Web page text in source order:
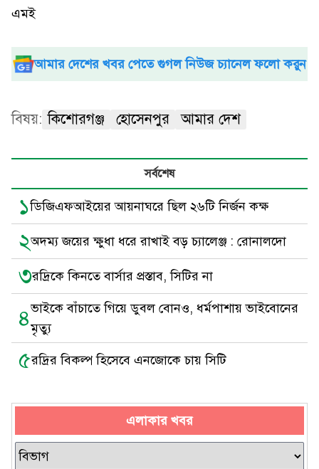
এমই
আমার দেশের খবর পেতে গুগল নিউজ চ্যানেল ফলো করুন
বিষয়: কিশোরগঞ্জ হোসেনপুর আমার দেশ
সর্বশেষ
১ডিজিএফআইয়ের আয়নাঘরে ছিল ২৬টি নির্জন কক্ষ
২অদম্য জয়ের ক্ষুধা ধরে রাখাই বড় চ্যালেঞ্জ : রোনালদো
৩রদ্রিকে কিনতে বার্সার প্রস্তাব, সিটির না
৪ভাইকে বাঁচাতে গিয়ে ডুবল বোনও, ধর্মপাশায় ভাইবোনের
মৃত্যু
৫রদ্রির বিকল্প হিসেবে এনজোকে চায় সিটি
এলাকার খবর